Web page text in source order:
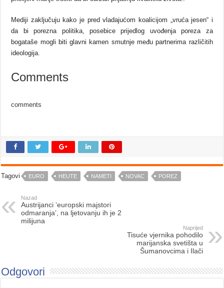
Mediji zaključuju kako je pred vladajućom koalicijom „vruća jesen“ i
da bi porezna politika, posebice prijedlog uvođenja poreza za
bogataše mogli biti glavni kamen smutnje među partnerima različitih
ideologija.
Comments
comments
Tagovi EURO HEUTE NAMETI NOVAC POREZ
Nazad
Austrijanci ‘europski majstori
odmaranja’, na ljetovanju ih je 2
milijuna
Naprijed
Tisuće vjernika pohodilo
marijanska svetišta u
Šumanovcima i Ilači
Odgovori